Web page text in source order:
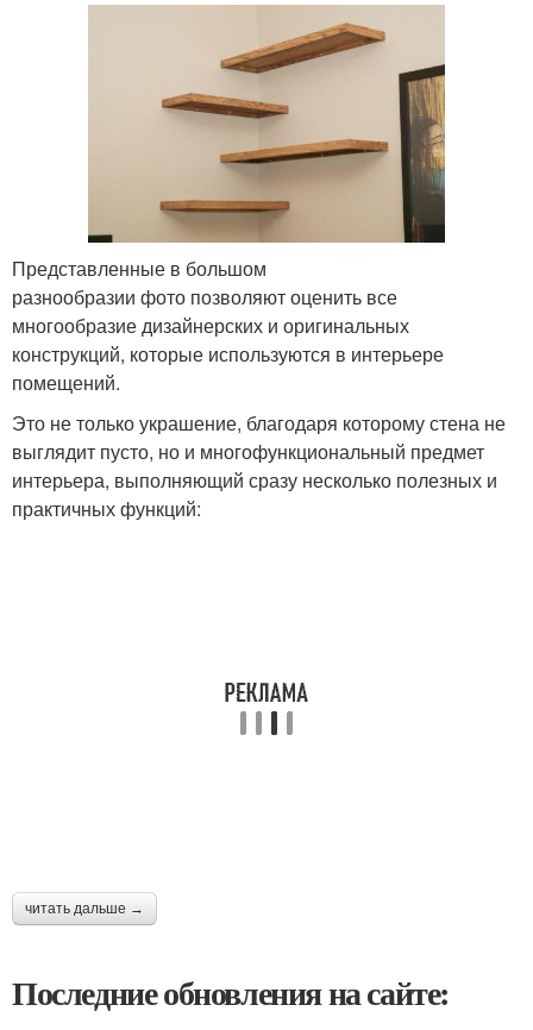
Представленные в большом
разнообразии фото позволяют оценить все
многообразие дизайнерских и оригинальных
конструкций, которые используются в интерьере
помещений.
Это не только украшение, благодаря которому стена не
выглядит пусто, но и многофункциональный предмет
интерьера, выполняющий сразу несколько полезных и
практичных функций:
читать дальше →
Последние обновления на сайте: